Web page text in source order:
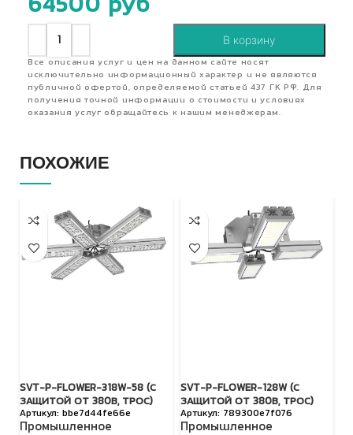
64500 руб
В корзину
Все описания услуг и цен на данном сайте носят
исключительно информационный характер и не являются
публичной офертой, определяемой статьей 437 ГК РФ. Для
получения точной информации о стоимости и условиях
оказания услуг обращайтесь к нашим менеджерам.
ПОХОЖИЕ
SVT-P-FLOWER-318W-58 (С
ЗАЩИТОЙ ОТ 380В, ТРОС)
bbe7d44fe66e
Промышленное
SVT-P-FLOWER-128W (С
ЗАЩИТОЙ ОТ 380В, ТРОС)
789300e7f076
Промышленное